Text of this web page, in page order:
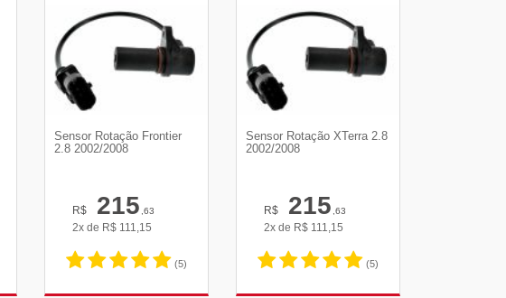
Sensor Rotação Frontier
2.8 2002/2008
R$ 215,63
2x de R$ 111,15
(5)
Sensor Rotação XTerra 2.8
2002/2008
R$ 215,63
2x de R$ 111,15
(5)